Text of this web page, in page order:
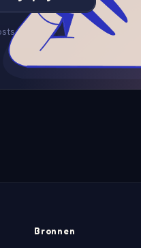
Bronnen